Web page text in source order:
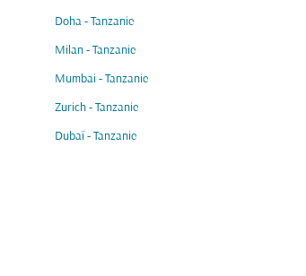
Doha - Tanzanie
Milan - Tanzanie
Mumbai - Tanzanie
Zurich - Tanzanie
Dubaï - Tanzanie